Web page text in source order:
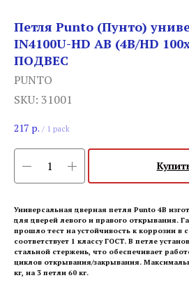
Петля Punto (Пунто)
IN4100U-HD AB (4B/HD
ПОДВЕС
PUNTO
SKU: 31001
217 р. / 1 pack
Универсальная дверная петля Punto 4B
для дверей левого и правого открывания.
прошло тест на устойчивость к коррозии в
соответствует 1 классу ГОСТ. В петле
стальной стержень, что обеспечивает
циклов открывания/закрывания.
кг, на 3 петли 60 кг.